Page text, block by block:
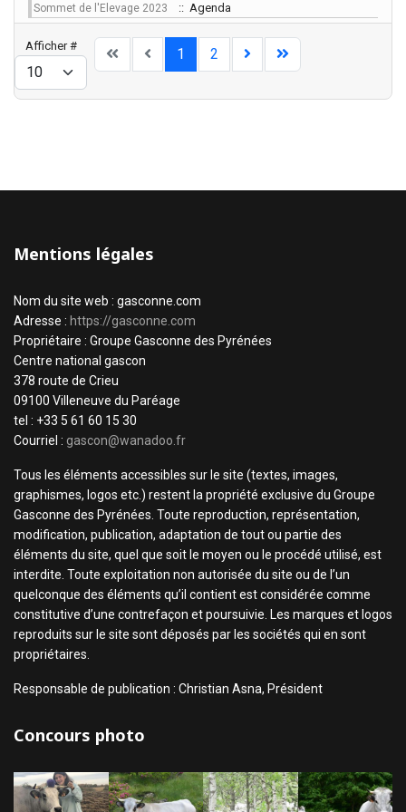
Sommet de l'Elevage 2023 :: Agenda
Limite de la pagination
Afficher # 1 2
Mentions légales
Nom du site web : gasconne.com
Adresse : https://gasconne.com
Propriétaire : Groupe Gasconne des Pyrénées
Centre national gascon
378 route de Crieu
09100 Villeneuve du Paréage
tel : +33 5 61 60 15 30
Courriel : gascon@wanadoo.fr
Tous les éléments accessibles sur le site (textes, images,
graphismes, logos etc.) restent la propriété exclusive du Groupe
Gasconne des Pyrénées. Toute reproduction, représentation,
modification, publication, adaptation de tout ou partie des
éléments du site, quel que soit le moyen ou le procédé utilisé, est
interdite. Toute exploitation non autorisée du site ou de l’un
quelconque des éléments qu’il contient est considérée comme
constitutive d’une contrefaçon et poursuivie. Les marques et logos
reproduits sur le site sont déposés par les sociétés qui en sont
propriétaires.
Responsable de publication : Christian Asna, Président
Concours photo